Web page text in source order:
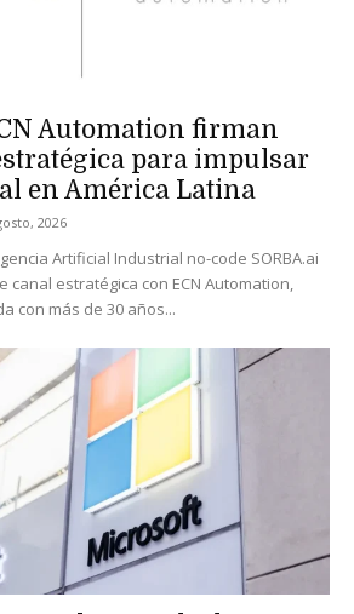
Automation firman
para impulsar
en América Latina
2026
Artificial Industrial no-code SORBA.ai
canal estratégica con ECN Automation,
con más de 30 años...